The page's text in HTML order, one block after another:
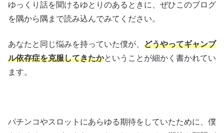
ゆっくり話を聞けるゆとりのあるときに、ぜひこのブログ
を隅から隅まで読み込んでみてください。
あなたと同じ悩みを持っていた僕が、 どうやってギャンブ
ル依存症を克服してきたかということが細かく書かれてい
ます。
パチンコやスロットにあらゆる期待をしていたために、僕